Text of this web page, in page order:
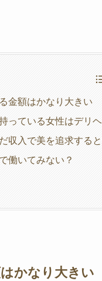
金額はかなり大きい
っている女性はデリ
収入で美を追求する
働いてみない？
かなり大きい